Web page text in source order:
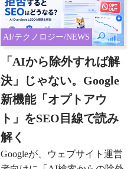
AI/テクノロジー/NEWS
「AIから除外すれば解
決」じゃない。Google
新機能「オプトアウ
ト」をSEO目線で読み
解く
Googleが、ウェブサイト運営